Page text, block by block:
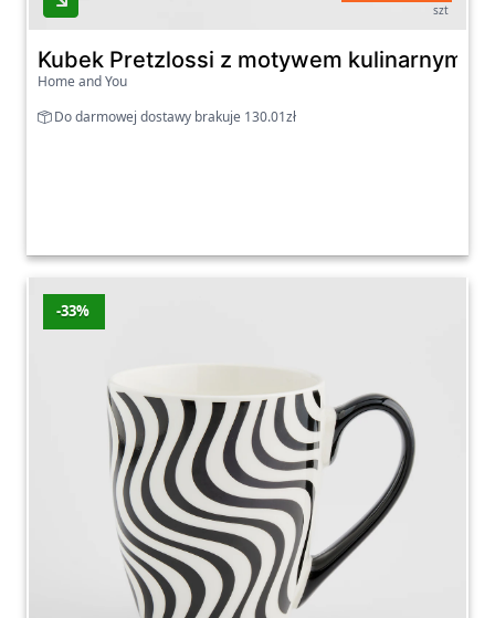
szt
Kubek Pretzlossi z motywem kulinarnym
Home and You
Do darmowej dostawy brakuje 130.01zł
-33%